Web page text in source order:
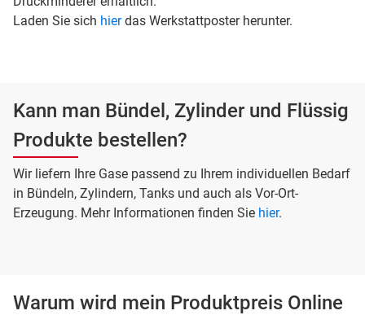
Laden Sie sich hierdas Werkstattposter herunter.
Kann man Bündel, Zylinder und Flüssig
Produkte bestellen?
Wir liefern Ihre Gase passend zu Ihrem individuellen Bedarf
in Bündeln, Zylindern, Tanks und auch als Vor-Ort-
Erzeugung. Mehr Informationen finden Sie hier.
Warum wird mein Produktpreis Online